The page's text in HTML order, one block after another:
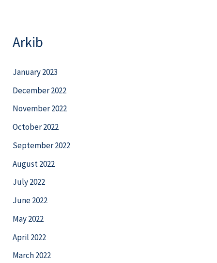
Arkib
January 2023
December 2022
November 2022
October 2022
September 2022
August 2022
July 2022
June 2022
May 2022
April 2022
March 2022